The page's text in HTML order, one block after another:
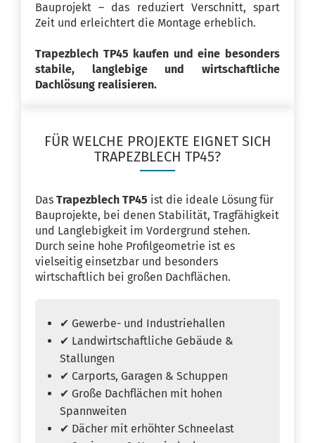
Bauprojekt – das reduziert Verschnitt, spart
Zeit und erleichtert die Montage erheblich.
Trapezblech TP45 kaufen und eine besonders
stabile, langlebige und wirtschaftliche
Dachlösung realisieren.
FÜR WELCHE PROJEKTE EIGNET SICH
TRAPEZBLECH TP45?
Das Trapezblech TP45 ist die ideale Lösung für
Bauprojekte, bei denen Stabilität, Tragfähigkeit
und Langlebigkeit im Vordergrund stehen.
Durch seine hohe Profilgeometrie ist es
vielseitig einsetzbar und besonders
wirtschaftlich bei großen Dachflächen.
✔ Gewerbe- und Industriehallen
✔ Landwirtschaftliche Gebäude &
Stallungen
✔ Carports, Garagen & Schuppen
✔ Große Dachflächen mit hohen
Spannweiten
✔ Dächer mit erhöhter Schneelast